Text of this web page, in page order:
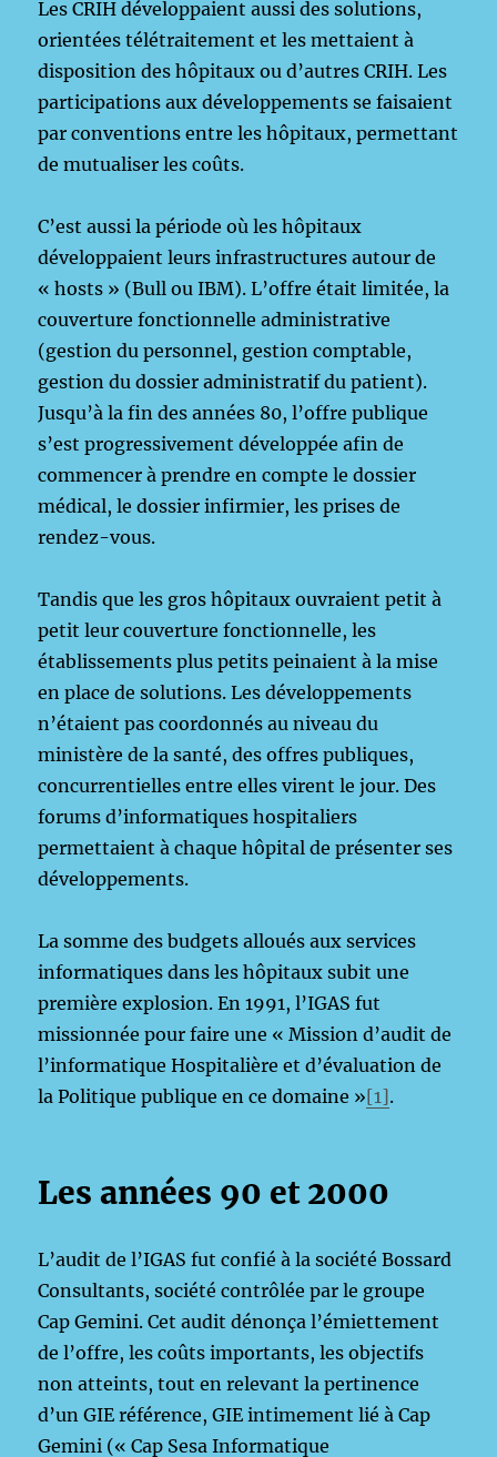
Les CRIH développaient aussi des solutions,
orientées télétraitement et les mettaient à
disposition des hôpitaux ou d’autres CRIH. Les
participations aux développements se faisaient
par conventions entre les hôpitaux, permettant
de mutualiser les coûts.
C’est aussi la période où les hôpitaux
développaient leurs infrastructures autour de
« hosts » (Bull ou IBM). L’offre était limitée, la
couverture fonctionnelle administrative
(gestion du personnel, gestion comptable,
gestion du dossier administratif du patient).
Jusqu’à la fin des années 80, l’offre publique
s’est progressivement développée afin de
commencer à prendre en compte le dossier
médical, le dossier infirmier, les prises de
rendez-vous.
Tandis que les gros hôpitaux ouvraient petit à
petit leur couverture fonctionnelle, les
établissements plus petits peinaient à la mise
en place de solutions. Les développements
n’étaient pas coordonnés au niveau du
ministère de la santé, des offres publiques,
concurrentielles entre elles virent le jour. Des
forums d’informatiques hospitaliers
permettaient à chaque hôpital de présenter ses
développements.
La somme des budgets alloués aux services
informatiques dans les hôpitaux subit une
première explosion. En 1991, l’IGAS fut
missionnée pour faire une « Mission d’audit de
l’informatique Hospitalière et d’évaluation de
la Politique publique en ce domaine »[1].
Les années 90 et 2000
L’audit de l’IGAS fut confié à la société Bossard
Consultants, société contrôlée par le groupe
Cap Gemini. Cet audit dénonça l’émiettement
de l’offre, les coûts importants, les objectifs
non atteints, tout en relevant la pertinence
d’un GIE référence, GIE intimement lié à Cap
Gemini (« Cap Sesa Informatique